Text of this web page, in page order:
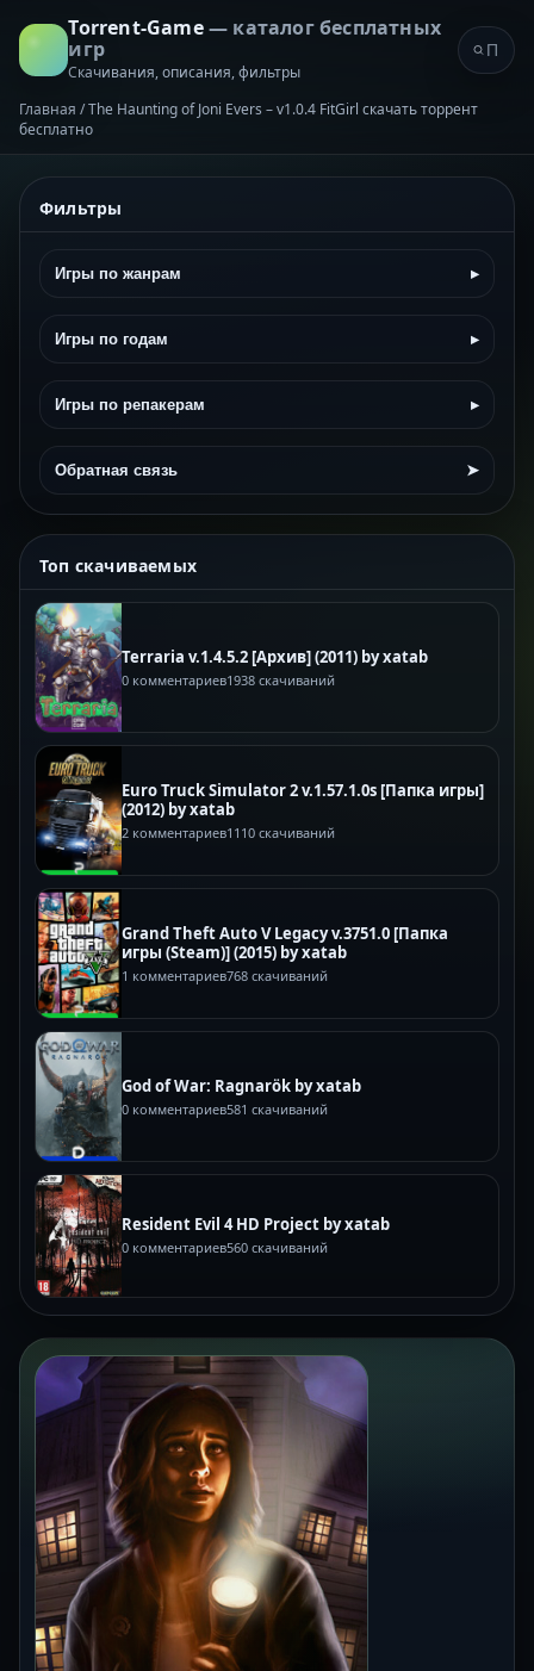
Torrent-Game— каталог бесплатных
игр
Скачивания, описания, фильтры
Главная /The Haunting of Joni Evers – v1.0.4 FitGirl скачать торрент
бесплатно
Фильтры
Игры по жанрам ▸
Игры по годам ▸
Игры по репакерам ▸
Обратная связь ➤
Топ скачиваемых
Terraria v.1.4.5.2 [Архив] (2011) by xatab
0 комментариев1938 скачиваний
Euro Truck Simulator 2 v.1.57.1.0s [Папка игры]
(2012) by xatab
2 комментариев1110 скачиваний
Grand Theft Auto V Legacy v.3751.0 [Папка
игры (Steam)] (2015) by xatab
1 комментариев768 скачиваний
God of War: Ragnarök by xatab
0 комментариев581 скачиваний
Resident Evil 4 HD Project by xatab
0 комментариев560 скачиваний